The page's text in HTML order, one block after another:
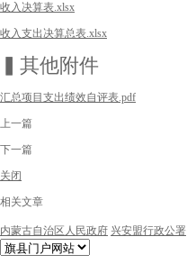
收入决算表.xlsx
收入支出决算总表.xlsx
▍其他附件
汇总项目支出绩效自评表.pdf
上一篇
下一篇
关闭
相关文章
内蒙古自治区人民政府 兴安盟行政公署